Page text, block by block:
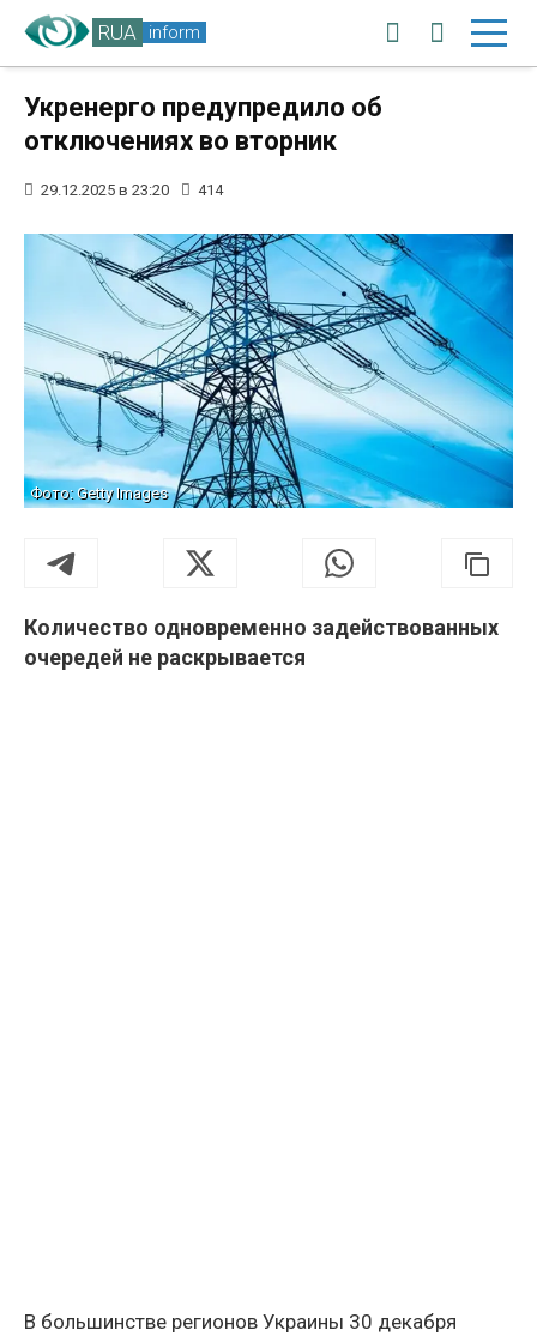
RUA inform
Укренерго предупредило об
отключениях во вторник
29.12.2025 в 23:20 414
Фото: Getty Images
Количество одновременно задействованных
очередей не раскрывается
В большинстве регионов Украины 30 декабря